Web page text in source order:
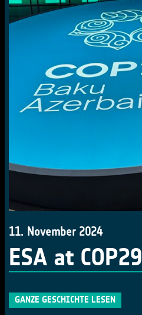
11. November 2024
ESA at COP29
GANZE GESCHICHTE LESEN